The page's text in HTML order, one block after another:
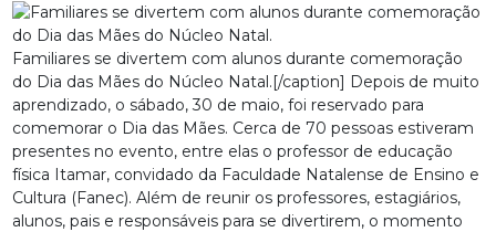
Familiares se divertem com alunos durante comemoração
do Dia das Mães do Núcleo Natal.[/caption] Depois de muito
aprendizado, o sábado, 30 de maio, foi reservado para
comemorar o Dia das Mães. Cerca de 70 pessoas estiveram
presentes no evento, entre elas o professor de educação
física Itamar, convidado da Faculdade Natalense de Ensino e
Cultura (Fanec). Além de reunir os professores, estagiários,
alunos, pais e responsáveis para se divertirem, o momento